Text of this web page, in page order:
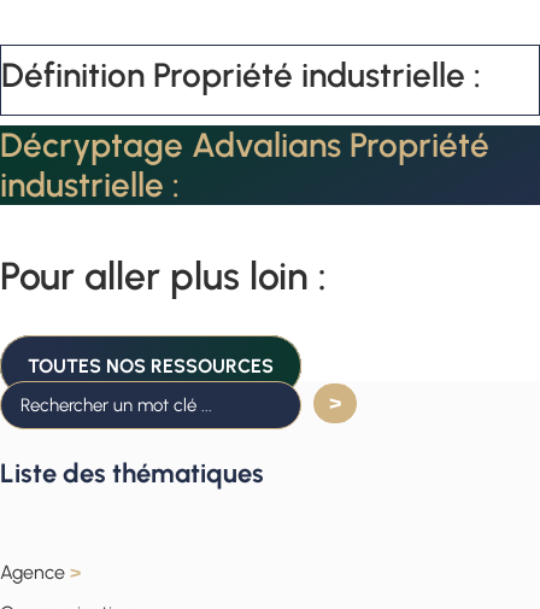
Définition Propriété industrielle :
Décryptage Advalians Propriété
industrielle :
Pour aller plus loin :
TOUTES NOS RESSOURCES
Liste des thématiques
Agence >